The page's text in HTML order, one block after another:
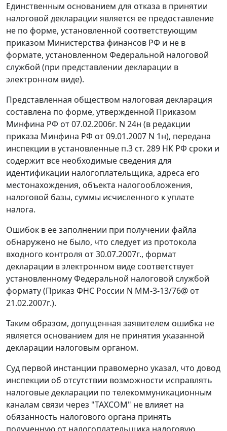
Единственным основанием для отказа в принятии
налоговой декларации является ее предоставление
не по форме, установленной соответствующим
приказом Министерства финансов РФ и не в
формате, установленном Федеральной налоговой
службой (при представлении декларации в
электронном виде).
Представленная обществом налоговая декларация
составлена по форме, утвержденной Приказом
Минфина РФ от 07.02.2006г. N 24н (в редакции
приказа Минфина РФ от 09.01.2007 N 1н), передана
инспекции в установленные п.3 ст. 289 НК РФ сроки и
содержит все необходимые сведения для
идентификации налогоплательщика, адреса его
местонахождения, объекта налогообложения,
налоговой базы, суммы исчисленного к уплате
налога.
Ошибок в ее заполнении при получении файла
обнаружено не было, что следует из протокола
входного контроля от 30.07.2007г., формат
декларации в электронном виде соответствует
установленному Федеральной налоговой службой
формату (Приказ ФНС России N ММ-3-13/76@ от
21.02.2007г.).
Таким образом, допущенная заявителем ошибка не
является основанием для не принятия указанной
декларации налоговым органом.
Суд первой инстанции правомерно указал, что довод
инспекции об отсутствии возможности исправлять
налоговые декларации по телекоммуникационным
каналам связи через "ТАХСОМ" не влияет на
обязанность налогового органа принять